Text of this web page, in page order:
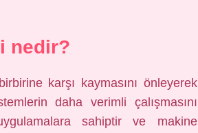
nedir?
karşı kaymasını önleyerek
daha verimli çalışmasını
sahiptir ve makine